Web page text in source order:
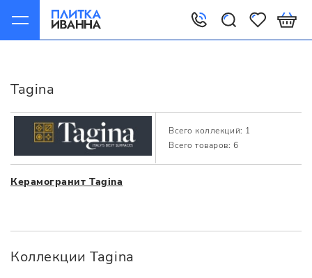
Tagina
Всего коллекций: 1
Всего товаров: 6
Керамогранит Tagina
Коллекции Tagina